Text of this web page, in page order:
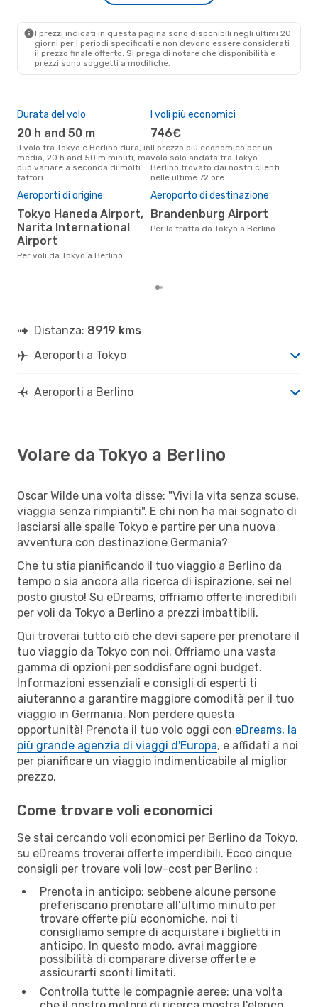
I prezzi indicati in questa pagina sono disponibili negli ultimi 20
giorni per i periodi specificati e non devono essere considerati
il ​​prezzo finale offerto. Si prega di notare che disponibilità e
prezzi sono soggetti a modifiche.
Durata del volo
20 h and 50 m
Il volo tra Tokyo e Berlino dura, in
media, 20 h and 50 m minuti, ma
può variare a seconda di molti
fattori
I voli più economici
746€
Il prezzo più economico per un
volo solo andata tra Tokyo -
Berlino trovato dai nostri clienti
nelle ultime 72 ore
Aeroporti di origine
Tokyo Haneda Airport,
Narita International
Airport
Per voli da Tokyo a Berlino
Aeroporto di destinazione
Brandenburg Airport
Per la tratta da Tokyo a Berlino
Distanza: 8919 kms
Aeroporti a Tokyo
Aeroporti a Berlino
Volare da Tokyo a Berlino
Oscar Wilde una volta disse: "Vivi la vita senza scuse,
viaggia senza rimpianti". E chi non ha mai sognato di
lasciarsi alle spalle Tokyo e partire per una nuova
avventura con destinazione Germania?
Che tu stia pianificando il tuo viaggio a Berlino da
tempo o sia ancora alla ricerca di ispirazione, sei nel
posto giusto! Su eDreams, offriamo offerte incredibili
per voli da Tokyo a Berlino a prezzi imbattibili.
Qui troverai tutto ciò che devi sapere per prenotare il
tuo viaggio da Tokyo con noi. Offriamo una vasta
gamma di opzioni per soddisfare ogni budget.
Informazioni essenziali e consigli di esperti ti
aiuteranno a garantire maggiore comodità per il tuo
viaggio in Germania. Non perdere questa
opportunità! Prenota il tuo volo oggi con eDreams, la
più grande agenzia di viaggi d'Europa, e affidati a noi
per pianificare un viaggio indimenticabile al miglior
prezzo.
Come trovare voli economici
Se stai cercando voli economici per Berlino da Tokyo,
su eDreams troverai offerte imperdibili. Ecco cinque
consigli per trovare voli low-cost per Berlino :
Prenota in anticipo: sebbene alcune persone
preferiscano prenotare all’ultimo minuto per
trovare offerte più economiche, noi ti
consigliamo sempre di acquistare i biglietti in
anticipo. In questo modo, avrai maggiore
possibilità di comparare diverse offerte e
assicurarti sconti limitati.
Controlla tutte le compagnie aeree: una volta